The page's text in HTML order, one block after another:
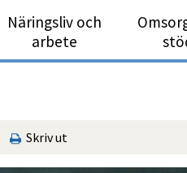
Närings­liv och
arbete
Skriv ut